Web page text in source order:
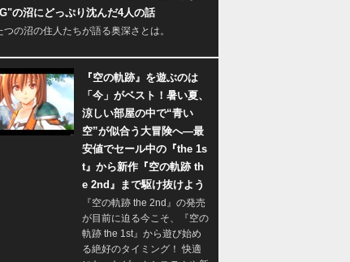
の沼にどっぷり沈んだ4人の話
つの沼の住人たちが語る奥深さとは。
『空の軌跡』を遊ぶのは
「今」がベスト！暑い夏、
涼しい部屋の中で“青い
空”が似合う大冒険へ―最
安値でセール中の『the 1s
t』から新作『空の軌跡 th
e 2nd』まで駆け抜けよう
『空の軌跡 the 2nd』の発売
が目前に迫る今こそ、『空の
軌跡 the 1st』から遊び始め
る絶好のタイミング！ 快適